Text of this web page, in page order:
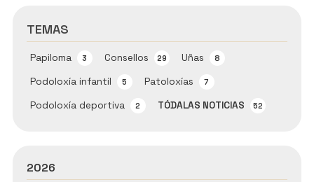
TEMAS
TÓDALAS NOTICIAS 52
Papiloma 3 Consellos 29 Uñas 8
Podoloxía infantil 5 Patoloxías 7
Podoloxía deportiva 2
2026